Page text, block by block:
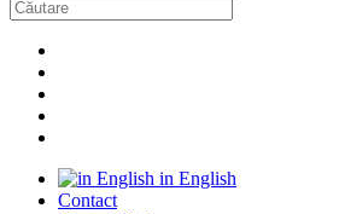
in English
Contact